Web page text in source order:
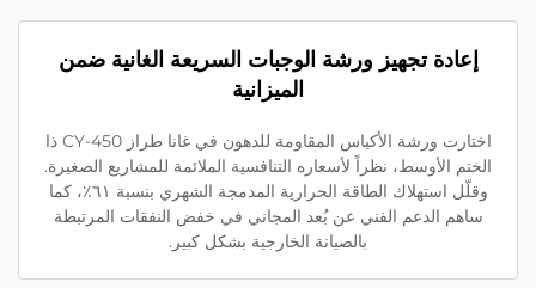
إعادة تجهيز ورشة الوجبات السريعة الغانية ضمن
الميزانية
اختارت ورشة الأكياس المقاومة للدهون في غانا طراز CY-450 ذا
الختم الأوسط، نظراً لأسعاره التنافسية الملائمة للمشاريع الصغيرة.
وقلّل استهلاك الطاقة الحرارية المدمجة الشهري بنسبة ٦١٪، كما
ساهم الدعم الفني عن بُعد المجاني في خفض النفقات المرتبطة
بالصيانة الخارجية بشكل كبير.